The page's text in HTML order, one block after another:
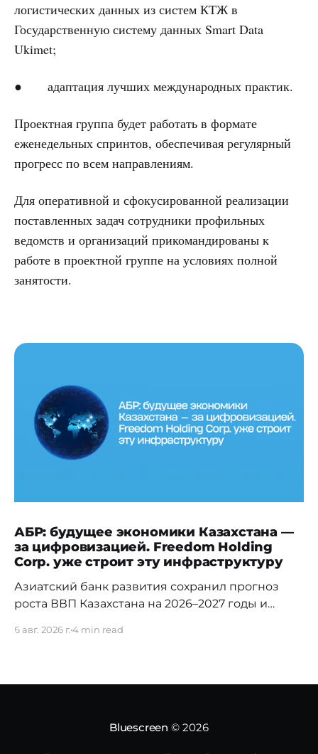
логистических данных из систем КТЖ в
Государственную систему данных Smart Data
Ukimet;
● адаптация лучших международных практик.
Проектная группа будет работать в формате
еженедельных спринтов, обеспечивая регулярный
прогресс по всем направлениям.
Для оперативной и сфокусированной реализации
поставленных задач сотрудники профильных
ведомств и организаций прикомандированы к
работе в проектной группе на условиях полной
занятости.
АБР: будущее экономики Казахстана —
за цифровизацией. Freedom Holding
Corp. уже строит эту инфраструктуру
Азиатский банк развития сохранил прогноз
роста ВВП Казахстана на 2026–2027 годы и
ИИ, дата-центры, облачные технологии и
6 авг. 2026 г.4 min read
Bluescreen © 2026